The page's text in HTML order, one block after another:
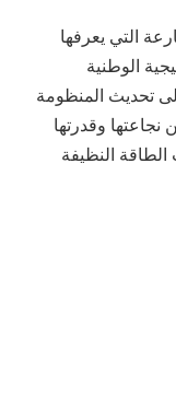
التي يعرفها
الوطنية
تحديث المنظومة
نجاعتها وقدرتها
النظيفة